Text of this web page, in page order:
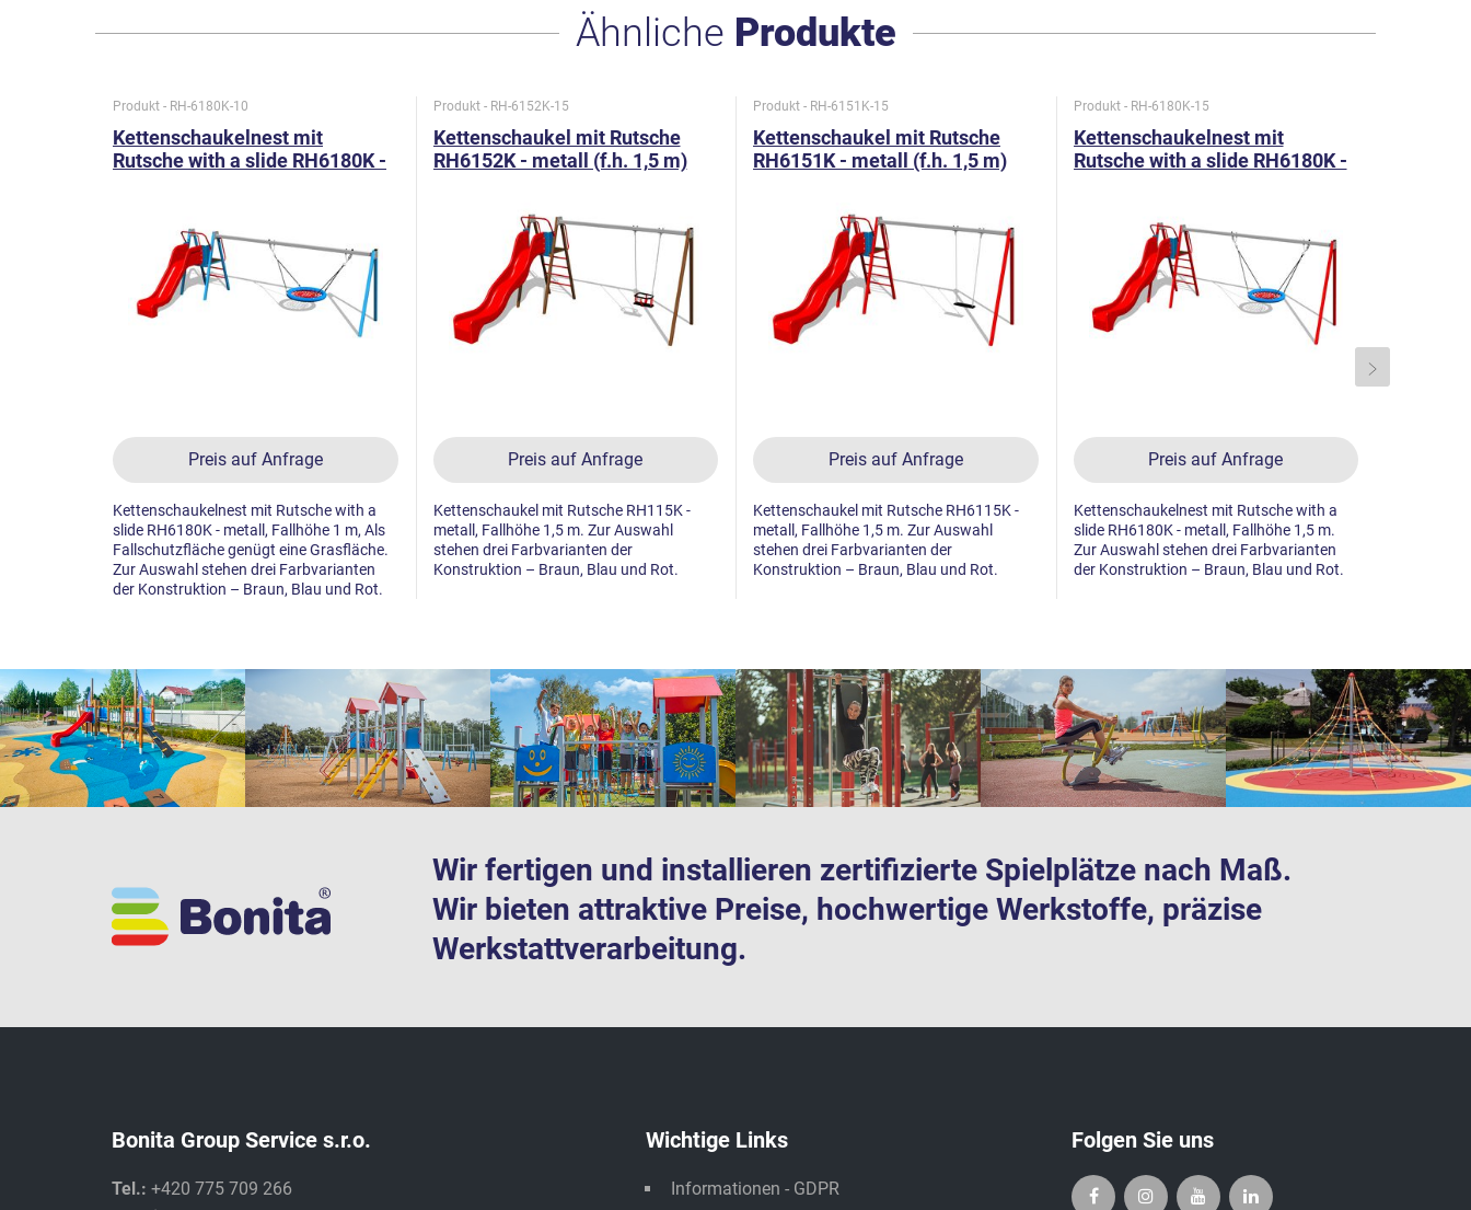
Ähnliche Produkte
Produkt - RH-6180K-10
Kettenschaukelnest mit
Rutsche with a slide RH6180K -
Preis auf Anfrage
Kettenschaukelnest mit Rutsche with a
slide RH6180K - metall, Fallhöhe 1 m, Als
Fallschutzfläche genügt eine Grasfläche.
Zur Auswahl stehen drei Farbvarianten
der Konstruktion – Braun, Blau und Rot.
Produkt - RH-6152K-15
Kettenschaukel mit Rutsche
RH6152K - metall (f.h. 1,5 m)
Preis auf Anfrage
Kettenschaukel mit Rutsche RH115K -
metall, Fallhöhe 1,5 m. Zur Auswahl
stehen drei Farbvarianten der
Konstruktion – Braun, Blau und Rot.
Produkt - RH-6151K-15
Kettenschaukel mit Rutsche
RH6151K - metall (f.h. 1,5 m)
Preis auf Anfrage
Kettenschaukel mit Rutsche RH6115K -
metall, Fallhöhe 1,5 m. Zur Auswahl
stehen drei Farbvarianten der
Konstruktion – Braun, Blau und Rot.
Produkt - RH-6180K-15
Kettenschaukelnest mit
Rutsche with a slide RH6180K -
Preis auf Anfrage
Kettenschaukelnest mit Rutsche with a
slide RH6180K - metall, Fallhöhe 1,5 m.
Zur Auswahl stehen drei Farbvarianten
der Konstruktion – Braun, Blau und Rot.
Wir fertigen und installieren zertifizierte Spielplätze nach Maß.
Wir bieten attraktive Preise, hochwertige Werkstoffe, präzise
Werkstattverarbeitung.
Bonita Group Service s.r.o.
Tel.: +420 775 709 266
Wichtige Links
Informationen - GDPR
Folgen Sie uns